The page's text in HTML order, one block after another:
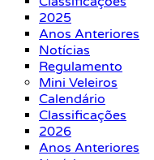
2025
Anos Anteriores
Notícias
Regulamento
Mini Veleiros
Calendário
Classificações
2026
Anos Anteriores